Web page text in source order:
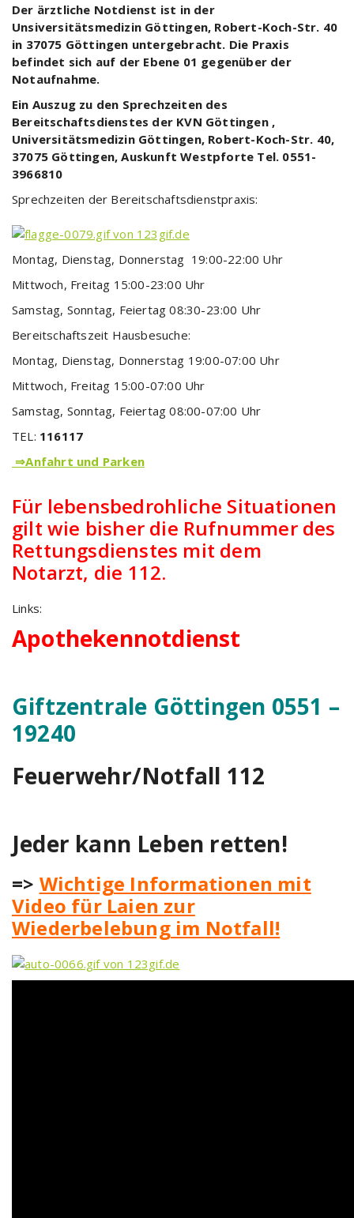
Der ärztliche Notdienst ist in der
Unsiversitätsmedizin Göttingen, Robert-Koch-Str. 40
in 37075 Göttingen untergebracht. Die Praxis
befindet sich auf der Ebene 01 gegenüber der
Notaufnahme.
Ein Auszug zu den Sprechzeiten des
Bereitschaftsdienstes der KVN Göttingen ,
Universitätsmedizin Göttingen, Robert-Koch-Str. 40,
37075 Göttingen, Auskunft Westpforte Tel. 0551-
3966810
Sprechzeiten der Bereitschaftsdienstpraxis:
Montag, Dienstag, Donnerstag 19:00-22:00 Uhr
Mittwoch, Freitag 15:00-23:00 Uhr
Samstag, Sonntag, Feiertag 08:30-23:00 Uhr
Bereitschaftszeit Hausbesuche:
Montag, Dienstag, Donnerstag 19:00-07:00 Uhr
Mittwoch, Freitag 15:00-07:00 Uhr
Samstag, Sonntag, Feiertag 08:00-07:00 Uhr
TEL: 116117
⇒Anfahrt und Parken
Für lebensbedrohliche Situationen
gilt wie bisher die Rufnummer des
Rettungsdienstes mit dem
Notarzt, die 112.
Links:
Apothekennotdienst
Giftzentrale Göttingen 0551 –
19240
Feuerwehr/Notfall 112
Jeder kann Leben retten!
=> Wichtige Informationen mit
Video für Laien zur
Wiederbelebung im Notfall!